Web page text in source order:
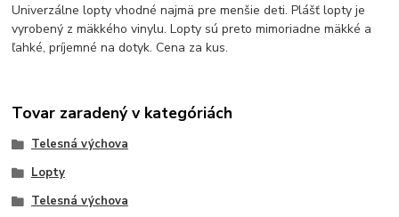
Univerzálne lopty vhodné najmä pre menšie deti. Plášť lopty je
vyrobený z mäkkého vinylu. Lopty sú preto mimoriadne mäkké a
ľahké, príjemné na dotyk. Cena za kus.
Tovar zaradený v kategóriách
Telesná výchova
Lopty
Telesná výchova